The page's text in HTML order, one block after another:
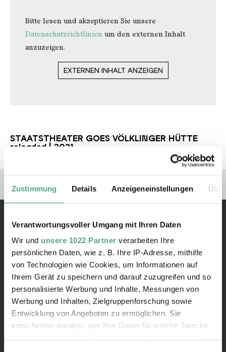
Zustimmung Details Anzeigeneinstellungen
Verantwortungsvoller Umgang mit Ihren Daten
Wir und unsere 1022 Partner verarbeiten Ihre
persönlichen Daten, wie z. B. Ihre IP-Adresse, mithilfe
von Technologien wie Cookies, um Informationen auf
Ihrem Gerät zu speichern und darauf zuzugreifen und so
personalisierte Werbung und Inhalte, Messungen von
Werbung und Inhalten, Zielgruppenforschung sowie
Entwicklung von Angeboten zu ermöglichen. Sie
entscheiden darüber, wer Ihre Daten für welche Zwecke
Bitte lesen und akzeptieren Sie unsere
Datenschutzrichtlinien um den externen Inhalt
anzuzeigen.
EXTERNEN INHALT ANZEIGEN
STAATSTHEATER GOES VÖLKLINGER HÜTTE
reloaded | 2021
Verlinkungen zu unseren
Kontakt
Rathausstraße 75 – 79
66333 Völklingen
Telefon: +49 6898 9100 100
mail@voelklinger-huette.org